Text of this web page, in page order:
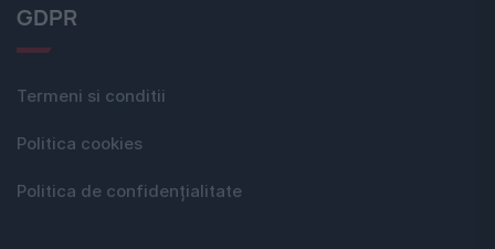
GDPR
Termeni si conditii
Politica cookies
Politica de confidențialitate